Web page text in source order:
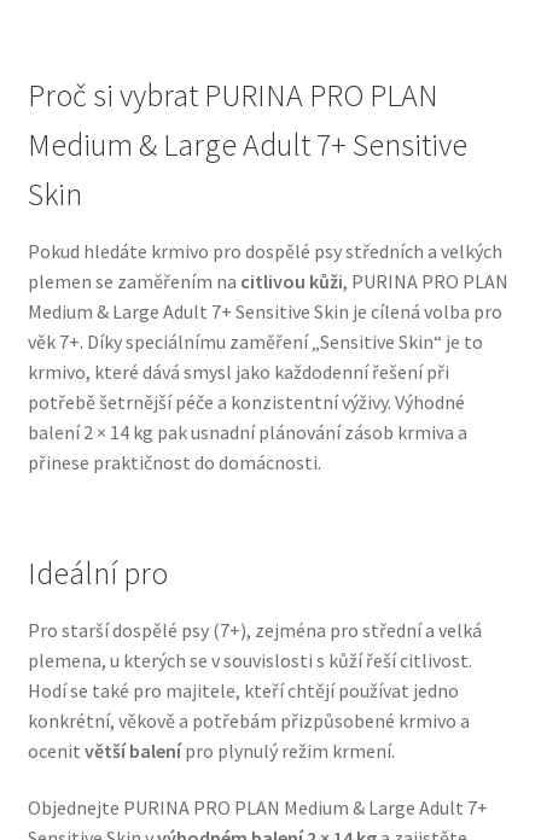
Přepravky pro psy
Purizon pro psy — Vysoký obsah masa, bez obilovin
Royal Canin pro psy
Veterinární dieta pro psy
Vodítka a obojky
Wolf of Wilderness
Proč si vybrat PURINA PRO PLAN
Medium & Large Adult 7+ Sensitive
Skin
Pokud hledáte krmivo pro dospělé psy středních a velkých
plemen se zaměřením na citlivou kůži, PURINA PRO PLAN
Medium & Large Adult 7+ Sensitive Skin je cílená volba pro
věk 7+. Díky speciálnímu zaměření „Sensitive Skin“ je to
krmivo, které dává smysl jako každodenní řešení při
potřebě šetrnější péče a konzistentní výživy. Výhodné
balení 2 × 14 kg pak usnadní plánování zásob krmiva a
přinese praktičnost do domácnosti.
Ideální pro
Pro starší dospělé psy (7+), zejména pro střední a velká
plemena, u kterých se v souvislosti s kůží řeší citlivost.
Hodí se také pro majitele, kteří chtějí používat jedno
konkrétní, věkově a potřebám přizpůsobené krmivo a
ocenit větší balenípro plynulý režim krmení.
Objednejte PURINA PRO PLAN Medium & Large Adult 7+